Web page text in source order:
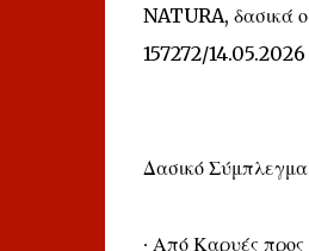
NATURA, δασικά
157272/
Δασικό
∙ Από Καρυές